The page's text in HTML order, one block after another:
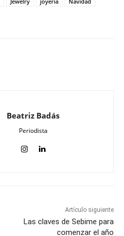
Beatriz Badás
Periodista
Artículo siguiente
Las claves de Sebime para
comenzar el año